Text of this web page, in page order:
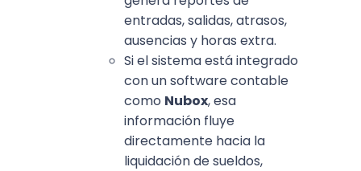
entradas, salidas, atrasos,
ausencias y horas extra.
Si el sistema está integrado
con un software contable
como Nubox, esa
información fluye
directamente hacia la
liquidación de sueldos,